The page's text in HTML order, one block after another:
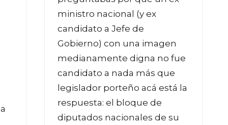
ministro nacional (y ex
candidato a Jefe de
Gobierno) con una imagen
medianamente digna no fue
candidato a nada más que
legislador porteño acá está la
respuesta: el bloque de
diputados nacionales de su